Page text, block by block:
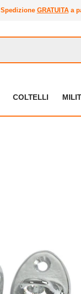
Spedizione GRATUITAa
COLTELLI